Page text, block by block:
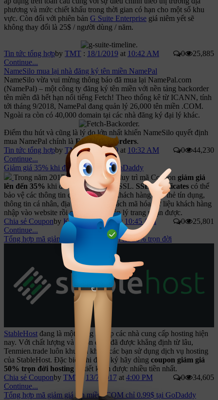
phương và mức chiết khấu trong thời gian có hạn cho một số khu
vực. Còn đối với phiên bản G Suite Enterprise giá niêm yết sẽ
không thay đổi là 25$ / người dùng / năm.
Tin tức tổng hợp 0 25,885
by TMT : 18/1/2019 at 10:42 AM
Continue...
NameSilo mua lại nhà đăng ký tên miền NamePal
NameSilo vừa vui mừng thông báo đã mua lại NamePal.com
(NamePal) – một công ty đăng ký tên miền với nền tảng backorder
tên miền đã hết hạn nổi tiếng Fetch! Theo thống kê từ ICANN, tính
tới tháng 9/2018, NamePal đang quản lý 26,000 tên miền .COM.
Ngoài ra còn có 40,000 domain tại các nhà đăng ký đại lý khác.
Điểm thu hút và cũng là lý do lớn nhất khiến NameSilo quyết định
mua NamePal chính là Fetch! Backorders.
Tin tức tổng hợp
0 44,230
by TMT:18/1/2019 at 10:32 AM
Continue...
Giảm giá 35% khi đăng ký SSL tại GoDaddy
Trong năm 2017GoDaddy đang duy trì mã Coupon giảm giá
lên đến 35% khi đăng ký chứng chỉ SSL. SSL Certificates có thể
bảo vệ các thông tin quan trọng của khách hàng (mã thẻ tín dụng,
thông tin cá nhân, địa chỉ, ...) bằng cách mã hóa dữ liệu khách hàng
nhập vào website rồi giải mã khi quản lý trang nhận được.
Chia sẻ Coupon
0 25,801
by Kein:19/7/2017at 10:45 AM
Continue...
Tổng hợp mã giảm giá StableHost lên tới 50% trọn đời
StableHost đang là một trong số top các nhà cung cấp hosting hiện
nay. Với chất lượng và sự ổn định đã được khẳng định từ lâu,
Tenmien.trade luôn khuyến khích các bạn sử dụng dịch vụ hosting
của StableHost. Đặc biệt khi đăng ký hãy dùng coupon giảm giá
50% trọn đời hosting
sẽ tiết kiệm được nhiều tiền nhất.
Chia sẻ Coupon
0 34,605
by TMT : 13/7/2017 at 4:00 PM
Continue...
Tổng hợp mã giảm giá tên miền .COM chỉ 0.99$ tại GoDaddy